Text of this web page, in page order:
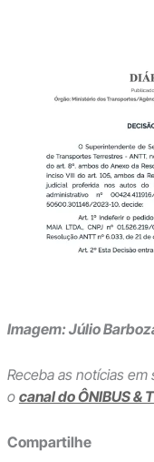
Imagem: Júlio
Receba as notícias em
o canal do ÔNIBUS &
Compartilhe